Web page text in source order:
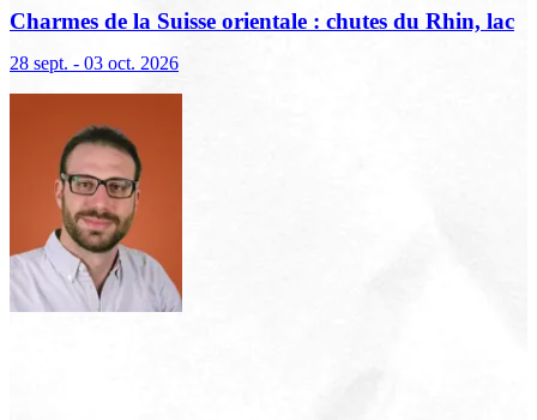
Charmes de la Suisse orientale : chutes du Rhin, lac
28 sept. - 03 oct. 2026